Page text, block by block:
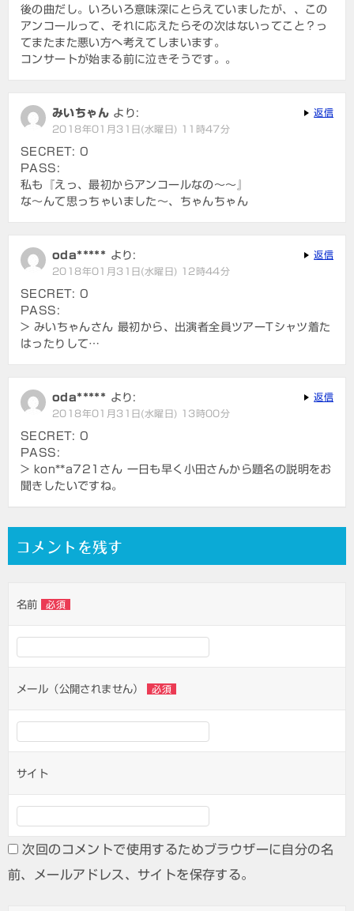
後の曲だし。いろいろ意味深にとらえていましたが、、この
アンコールって、それに応えたらその次はないってこと？っ
てまたまた悪い方へ考えてしまいます。
コンサートが始まる前に泣きそうです。。
みいちゃん より:
2018年01月31日(水曜日) 11時47分
SECRET: 0
PASS:
私も『えっ、最初からアンコールなの～～』
な～んて思っちゃいました～、ちゃんちゃん
返信
oda***** より:
2018年01月31日(水曜日) 12時44分
SECRET: 0
PASS:
> みいちゃんさん 最初から、出演者全員ツアーTシャツ着た
はったりして…
返信
oda***** より:
2018年01月31日(水曜日) 13時00分
SECRET: 0
PASS:
> kon**a721さん 一日も早く小田さんから題名の説明をお
聞きしたいですね。
返信
コメントを残す
名前 必須
メール（公開されません） 必須
サイト
次回のコメントで使用するためブラウザーに自分の名
前、メールアドレス、サイトを保存する。